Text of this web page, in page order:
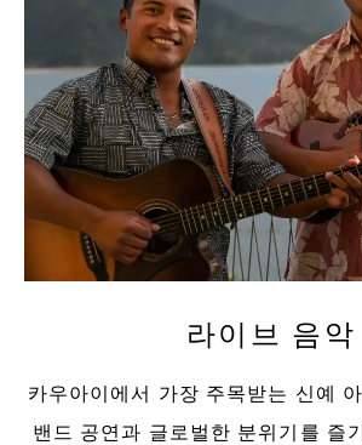
라이브 음악
카우아이에서 가장 주목받는 신예
밴드 공연과 글로벌한 분위기를 즐